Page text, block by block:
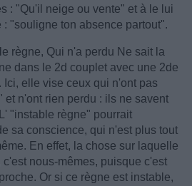
: "Qu'il neige ou vente" et à le lui
"souligne ton absence partout".
règne, Qui n'a perdu Ne sait la
dans le 2d couplet avec une 2de
elle vise ceux qui n'ont pas
et n'ont rien perdu : ils ne savent
"instable règne" pourrait
sa conscience, qui n'est plus tout
En effet, la chose sur laquelle
nous-mêmes, puisque c'est
Or si ce règne est instable,